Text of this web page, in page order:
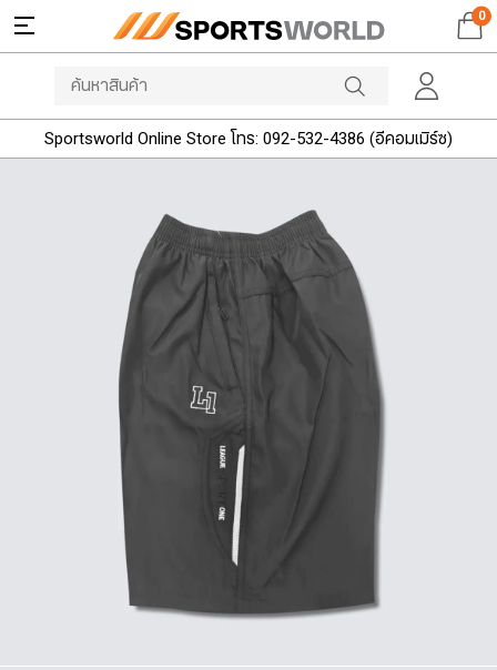
0
Sportsworld Online Store โทร: 092-532-4386 (อีคอมเมิร์ซ)